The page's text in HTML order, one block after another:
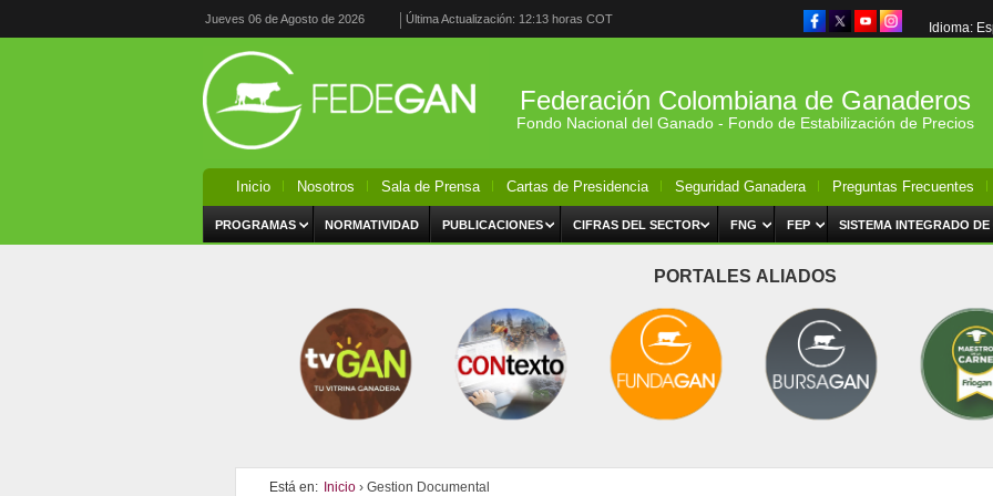
Jueves 06 de Agosto de 2026 Última Actualización: 12:13 horas COT
Idioma:
Federación Colombiana de Ganaderos
Fondo Nacional del Ganado - Fondo de Estabilización de Precios
Inicio Nosotros Sala de Prensa Cartas de Presidencia Seguridad Ganadera Preguntas Frecuentes
PROGRAMAS NORMATIVIDAD PUBLICACIONES CIFRAS DEL SECTOR FNG FEP SISTEMA INTEGRADO DE
PORTALES ALIADOS
Está en: Inicio › Gestion Documental